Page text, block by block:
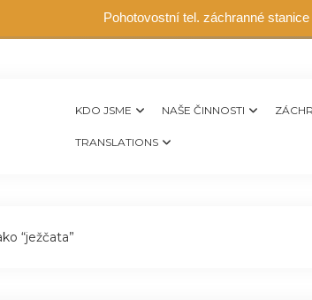
Pohotovostní tel. záchranné
KDO JSME NAŠE ČINNOSTI
TRANSLATIONS
“ježčata”